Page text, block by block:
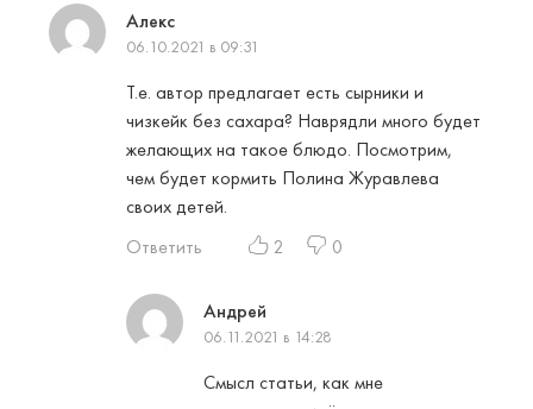
Алекс
06.10.2021 в 09:31
Т.е. автор предлагает есть сырники и
чизкейк без сахара? Наврядли много будет
желающих на такое блюдо. Посмотрим,
чем будет кормить Полина Журавлева
своих детей.
Ответить
2 0
Андрей
06.11.2021 в 14:28
Смысл статьи, как мне